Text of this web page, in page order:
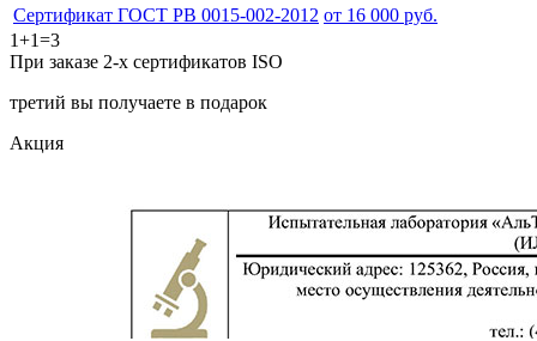
Сертификат ГОСТ РВ 0015-002-2012 от 16 000 руб.
1+1=3
При заказе 2-х сертификатов ISO
третий вы получаете в подарок
Акция